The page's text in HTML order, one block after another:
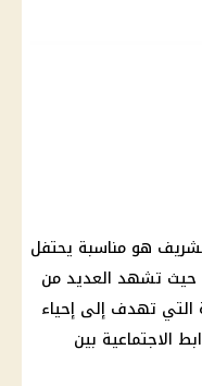
هو مناسبة يحتفل
حيث تشهد العديد من
التي تهدف إلى إحياء
الاجتماعية بين